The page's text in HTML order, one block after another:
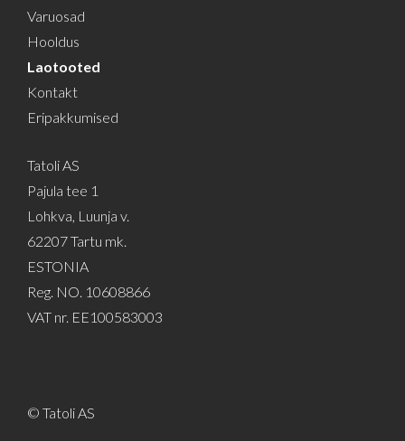
Varuosad
Hooldus
Laotooted
Kontakt
Eripakkumised
Tatoli AS
Pajula tee 1
Lohkva, Luunja v.
62207 Tartu mk.
ESTONIA
Reg. NO. 10608866
VAT nr. EE100583003
© Tatoli AS